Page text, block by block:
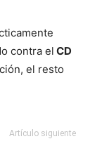
contra el CD
el resto
Artículo siguiente